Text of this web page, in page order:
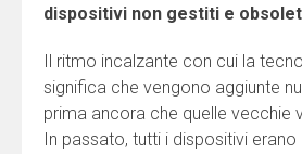
dispositivi non gestiti e
Il ritmo incalzante con cui la
significa che vengono aggiunte
prima ancora che quelle vecchie
In passato, tutti i dispositivi